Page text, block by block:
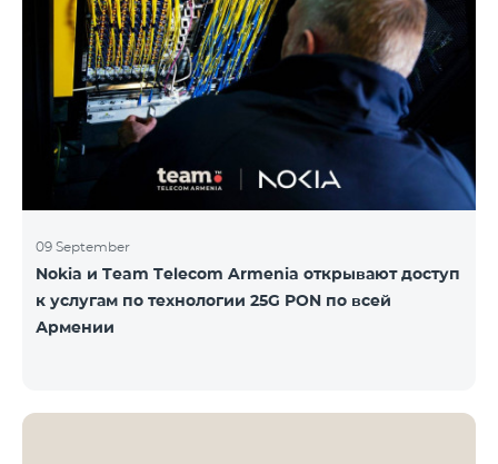
09 September
Nokia и Team Telecom Armenia открывают доступ
к услугам по технологии 25G PON по всей
Армении